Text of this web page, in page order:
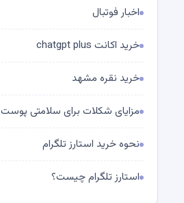
اخبار فوتبال
خرید اکانت chatgpt plus
خرید نقره مشهد
مزایای شکلات برای سلامتی پوست
نحوه خرید استارز تلگرام
استارز تلگرام چیست؟